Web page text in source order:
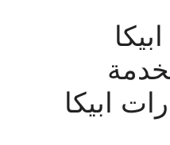
الخدمة
ابيكا